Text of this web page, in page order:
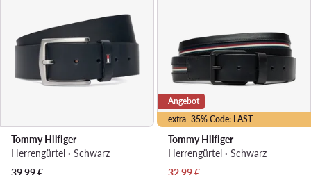
Tommy Hilfiger
Herrengürtel · Schwarz
Aktueller Preis
39,99€
extra -35% Code: LAST
Angebot
Tommy Hilfiger
Herrengürtel · Schwarz
Aktueller Preis
32,99€